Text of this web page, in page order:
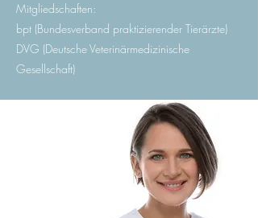
Mitgliedschaften:
bpt (Bundesverband praktizierender Tierärzte)
DVG (Deutsche Veterinärmedizinische
Gesellschaft)